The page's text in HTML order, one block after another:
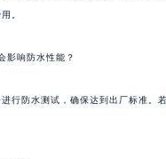
。
影响防水性能？
行防水测试，确保达到出厂标准。